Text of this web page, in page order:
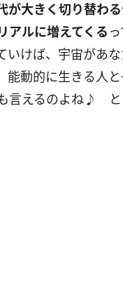
が大きく切り替わ
アルに増えてくる
けば、宇宙があ
動的に生きる人と
言えるのよね♪